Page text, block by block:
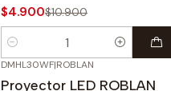
$4.900$10.900
Cantidad
DMHL30WF|ROBLAN
Proyector LED ROBLAN